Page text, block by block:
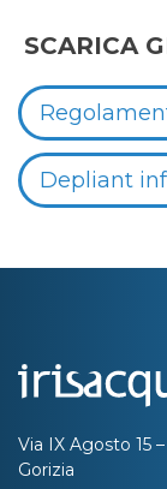
SCARICA
Depliant
Via IX Agosto 15
Gorizia